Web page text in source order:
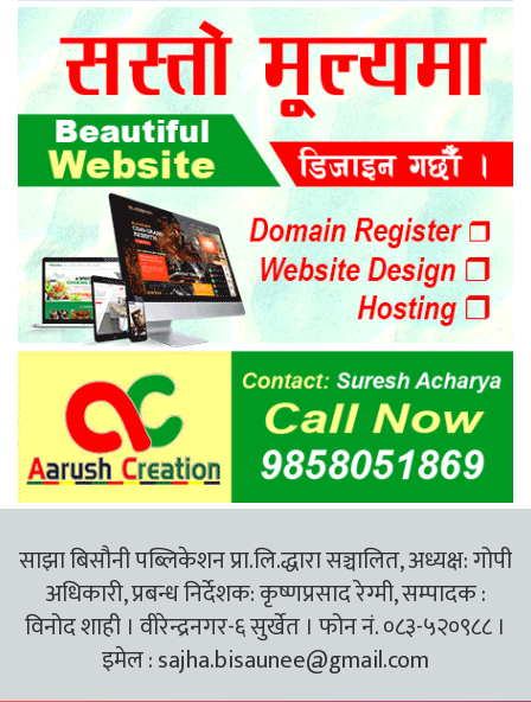
साझा बिसौनी पब्लिकेशन प्रा.लि.द्धारा सञ्चालित, अध्यक्ष: गोपी
अधिकारी, प्रबन्ध निर्देशक: कृष्णप्रसाद रेग्मी, सम्पादक :
विनोद शाही । वीरेन्द्रनगर-६ सुर्खेत । फोन नं. ०८३-५२०९८८ ।
इमेल :sajha.bisaunee@gmail.com